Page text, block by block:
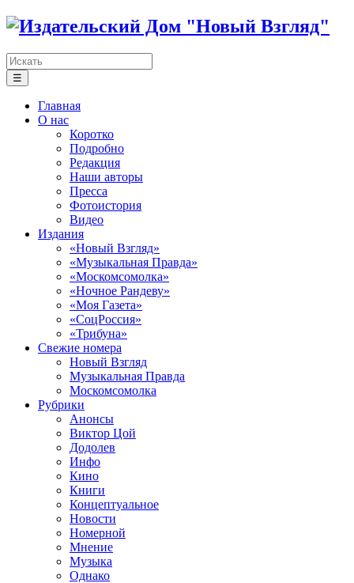
☰
Главная
О нас
Коротко
Подробно
Редакция
Наши авторы
Пресса
Фотоистория
Видео
Издания
«Новый Взгляд»
«Музыкальная Правда»
«Москомсомолка»
«Ночное Рандеву»
«Моя Газета»
«СоцРоссия»
«Трибуна»
Свежие номера
Новый Взгляд
Музыкальная Правда
Москомсомолка
Рубрики
Анонсы
Виктор Цой
Додолев
Инфо
Кино
Книги
Концептуальное
Новости
Номерной
Мнение
Музыка
Однако